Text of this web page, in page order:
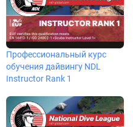
Профессиональный курс
обучения дайвингу NDL
Instructor Rank 1